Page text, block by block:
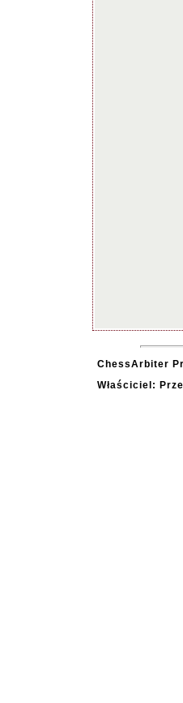
ChessArbiter
Właściciel: